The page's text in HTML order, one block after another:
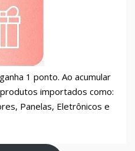
1 ponto. Ao acumular
importados como:
Panelas, Eletrônicos e